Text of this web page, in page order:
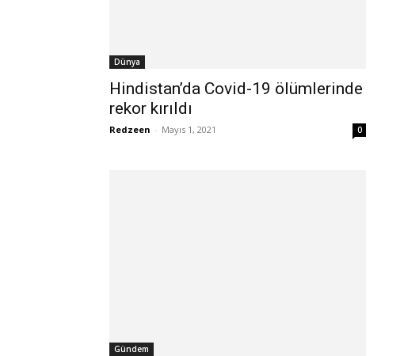
Dünya
Hindistan’da Covid-19 ölümlerinde
rekor kırıldı
Redzeen - Mayıs 1, 2021 0
Gündem